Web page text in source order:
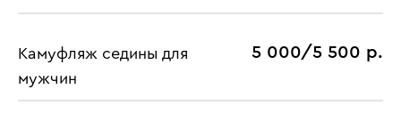
Камуфляж седины для
мужчин
5 000/5 500 р.